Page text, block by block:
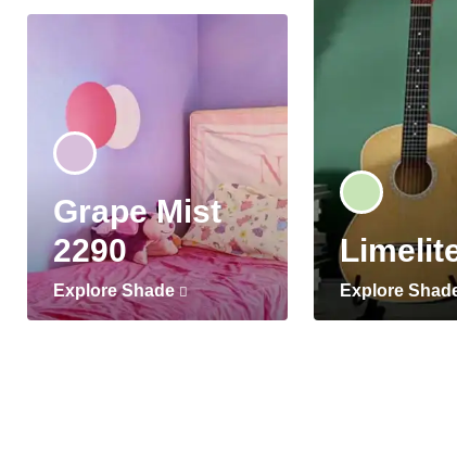
Grape Mist
2290
Explore Shade Explore